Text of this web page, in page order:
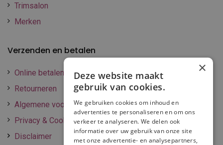
Trimsalon
Merken
Verzenden en betalen
Online betalen
Retourneren
Algemene voorwaarden
Privacy & Cookie policy
Disclaimer
×
Deze website maakt
gebruik van cookies.
We gebruiken cookies om inhoud en
advertenties te personaliseren en om ons
verkeer te analyseren. We delen ook
informatie over uw gebruik van onze site
met onze advertentie- en analysepartners,